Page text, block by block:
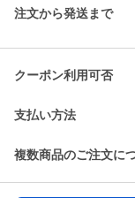
注文から発送まで
クーポン利用可否
支払い方法
複数商品のご注文に